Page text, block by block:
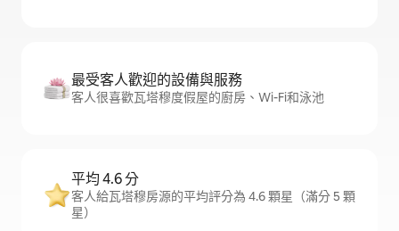
最受客人歡迎的設備與服務
客人很喜歡瓦塔穆度假屋的廚房、Wi-Fi和泳池
平均 4.6 分
客人給瓦塔穆房源的平均評分為 4.6 顆星（滿分 5 顆
星）